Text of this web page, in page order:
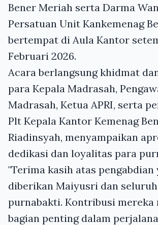
Bener Meriah serta Darma
Persatuan Unit Kankemenag
bertempat di Aula Kantor
Februari 2026.
Acara berlangsung khidmat
para Kepala Madrasah,
Madrasah, Ketua APRI, serta
Plt Kepala Kantor Kemenag
Riadinsyah, menyampaikan
dedikasi dan loyalitas para
"Terima kasih atas pengabdian
diberikan Maiyusri dan seluruh
purnabakti. Kontribusi mereka
bagian penting dalam